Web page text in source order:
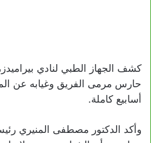
كشف الجهاز الطبي لنادي
أسابيع كاملة.
وأكد الدكتور مصطفى المنيري